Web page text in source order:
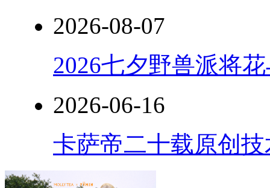
2026-08-07
2026七夕野兽派将
2026-06-16
卡萨帝二十载原创